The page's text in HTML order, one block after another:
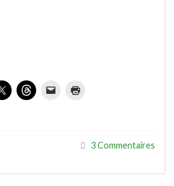
3 Commentaires